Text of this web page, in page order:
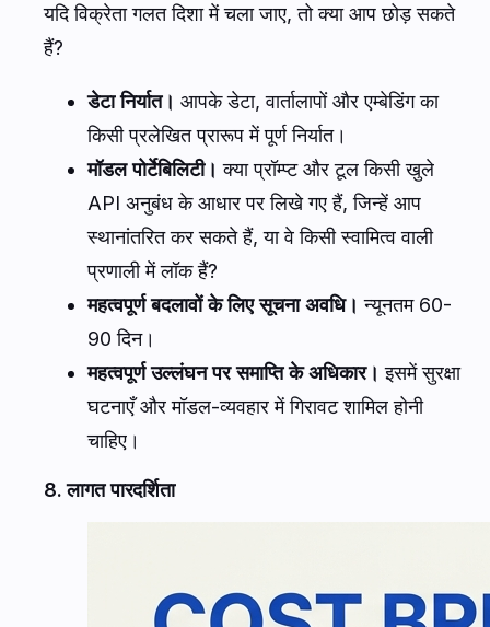
यदि विक्रेता गलत दिशा में चला जाए, तो क्या आप छोड़ सकते
हैं?
डेटा निर्यात। आपके डेटा, वार्तालापों और एम्बेडिंग का
किसी प्रलेखित प्रारूप में पूर्ण निर्यात।
मॉडल पोर्टेबिलिटी। क्या प्रॉम्प्ट और टूल किसी खुले
API अनुबंध के आधार पर लिखे गए हैं, जिन्हें आप
स्थानांतरित कर सकते हैं, या वे किसी स्वामित्व वाली
प्रणाली में लॉक हैं?
महत्वपूर्ण बदलावों के लिए सूचना अवधि। न्यूनतम 60-
90 दिन।
महत्वपूर्ण उल्लंघन पर समाप्ति के अधिकार। इसमें सुरक्षा
घटनाएँ और मॉडल-व्यवहार में गिरावट शामिल होनी
चाहिए।
8. लागत पारदर्शिता